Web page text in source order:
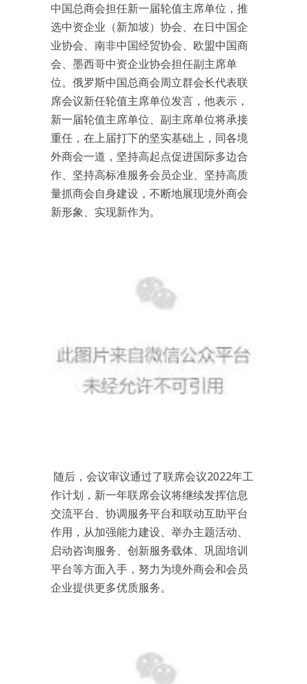
中国总商会担任新一届轮值主席单位，推
选中资企业（新加坡）协会、在日中国企
业协会、南非中国经贸协会、欧盟中国商
会、墨西哥中资企业协会担任副主席单
位。俄罗斯中国总商会周立群会长代表联
席会议新任轮值主席单位发言，他表示，
新一届轮值主席单位、副主席单位将承接
重任，在上届打下的坚实基础上，同各境
外商会一道，坚持高起点促进国际多边合
作、坚持高标准服务会员企业、坚持高质
量抓商会自身建设，不断地展现境外商会
新形象、实现新作为。
随后，会议审议通过了联席会议2022年工
作计划，新一年联席会议将继续发挥信息
交流平台、协调服务平台和联动互助平台
作用，从加强能力建设、举办主题活动、
启动咨询服务、创新服务载体、巩固培训
平台等方面入手，努力为境外商会和会员
企业提供更多优质服务。